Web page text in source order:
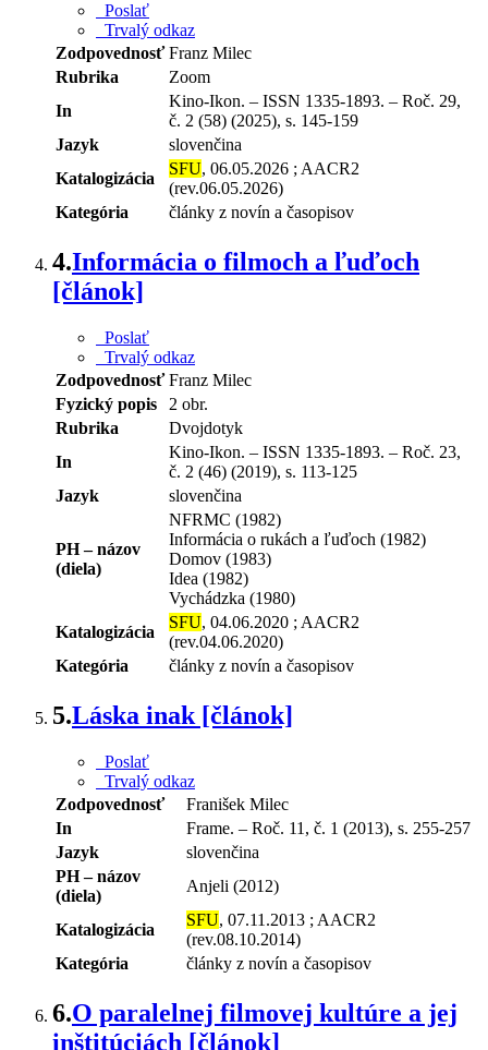
Poslať
Trvalý odkaz
Zodpovednosť Franz Milec
Rubrika
Zoom
In
Kino-Ikon. – ISSN 1335-1893. – Roč. 29,
č. 2 (58) (2025), s. 145-159
Jazyk
slovenčina
Katalogizácia
SFU, 06.05.2026 ; AACR2
(rev.06.05.2026)
Kategória
články z novín a časopisov
4.Informácia o filmoch a ľuďoch
[článok]
Poslať
Trvalý odkaz
Zodpovednosť Franz Milec
Fyzický popis
2 obr.
Rubrika
Dvojdotyk
In
Kino-Ikon. – ISSN 1335-1893. – Roč. 23,
č. 2 (46) (2019), s. 113-125
Jazyk
slovenčina
PH – názov
(diela)
NFRMC (1982)
Informácia o rukách a ľuďoch (1982)
Domov (1983)
Idea (1982)
Vychádzka (1980)
Katalogizácia
SFU, 04.06.2020 ; AACR2
(rev.04.06.2020)
Kategória
články z novín a časopisov
5.Láska inak [článok]
Poslať
Trvalý odkaz
Zodpovednosť
Franišek Milec
In
Frame. – Roč. 11, č. 1 (2013), s. 255-257
Jazyk
slovenčina
PH – názov
(diela)
Anjeli (2012)
Katalogizácia
SFU, 07.11.2013 ; AACR2
(rev.08.10.2014)
Kategória
články z novín a časopisov
6.O paralelnej filmovej kultúre a jej
inštitúciách [článok]